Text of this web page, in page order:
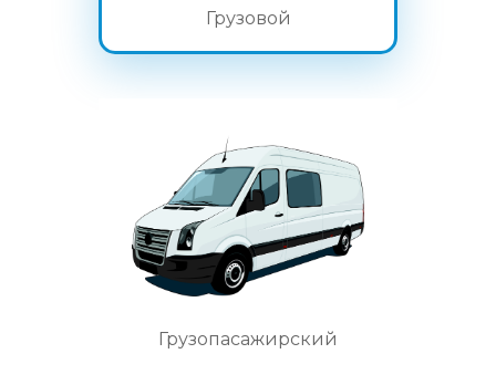
Грузовой
Грузопасажирский